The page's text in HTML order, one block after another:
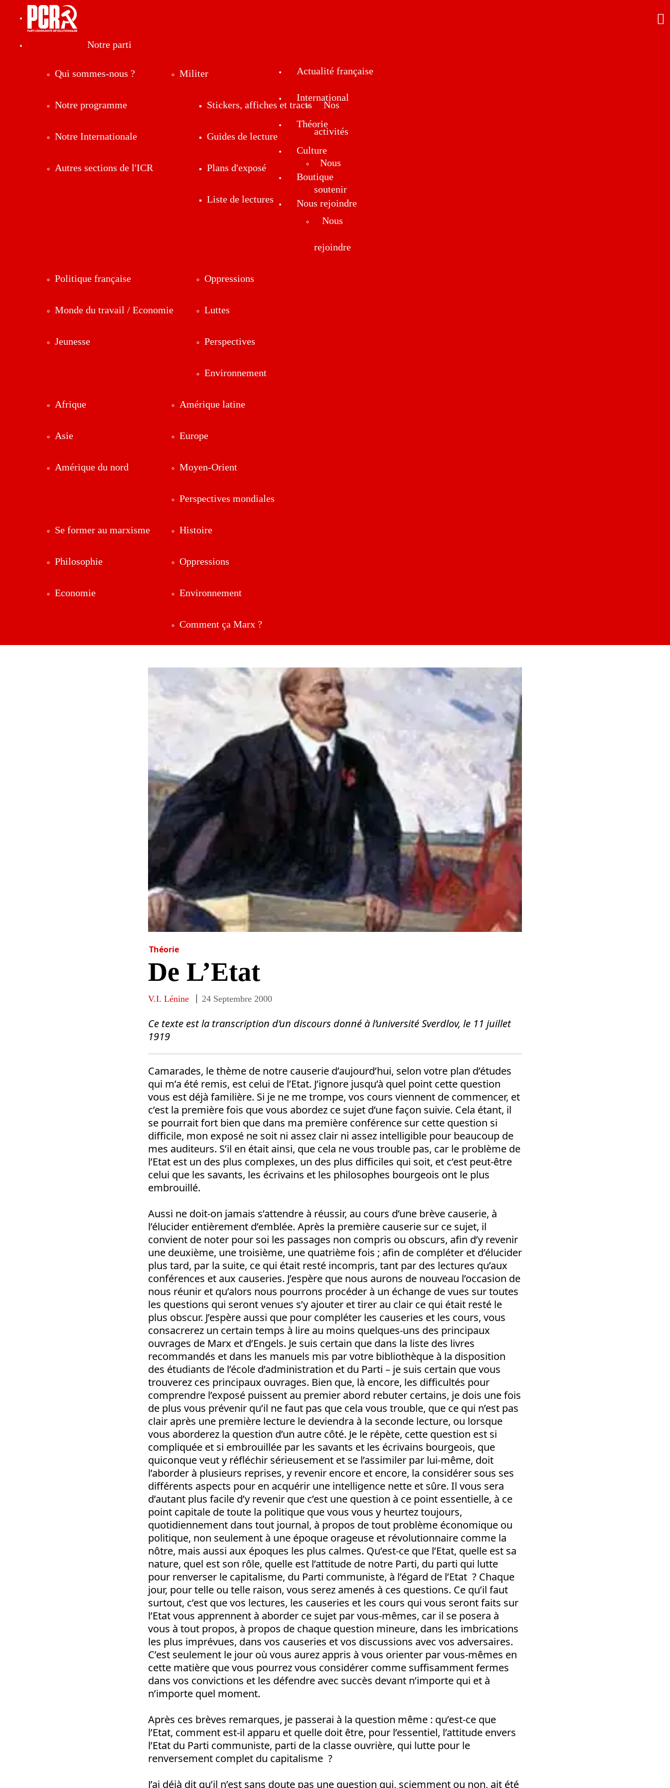
Notre parti
Qui sommes-nous ?
Notre programme
Notre Internationale
Autres sections de l'ICR
Militer
Stickers, affiches et tracts
Guides de lecture
Plans d'exposé
Liste de lectures
Nos
activités
Nous
soutenir
Nous
rejoindre
Actualité française
Politique française
Monde du travail / Economie
Jeunesse
Oppressions
Luttes
Perspectives
Environnement
International
Afrique
Asie
Amérique du nord
Amérique latine
Europe
Moyen-Orient
Perspectives mondiales
Théorie
Se former au marxisme
Philosophie
Economie
Histoire
Oppressions
Environnement
Comment ça Marx ?
Culture
Boutique
Nous rejoindre
Théorie
De L’Etat
V.I. Lénine 24 Septembre 2000
Ce texte est la transcription d’un discours donné à l’université Sverdlov, le 11 juillet
1919
Camarades, le thème de notre causerie d’aujourd’hui, selon votre plan d’études
qui m’a été remis, est celui de l’Etat. J’ignore jusqu’à quel point cette question
vous est déjà familière. Si je ne me trompe, vos cours viennent de commencer, et
c’est la première fois que vous abordez ce sujet d’une façon suivie. Cela étant, il
se pourrait fort bien que dans ma première conférence sur cette question si
difficile, mon exposé ne soit ni assez clair ni assez intelligible pour beaucoup de
mes auditeurs. S’il en était ainsi, que cela ne vous trouble pas, car le problème de
l’Etat est un des plus complexes, un des plus difficiles qui soit, et c’est peut-être
celui que les savants, les écrivains et les philosophes bourgeois ont le plus
embrouillé.
Aussi ne doit-on jamais s’attendre à réussir, au cours d’une brève causerie, à
l’élucider entièrement d’emblée. Après la première causerie sur ce sujet, il
convient de noter pour soi les passages non compris ou obscurs, afin d’y revenir
une deuxième, une troisième, une quatrième fois ; afin de compléter et d’élucider
plus tard, par la suite, ce qui était resté incompris, tant par des lectures qu’aux
conférences et aux causeries. J’espère que nous aurons de nouveau l’occasion de
nous réunir et qu’alors nous pourrons procéder à un échange de vues sur toutes
les questions qui seront venues s’y ajouter et tirer au clair ce qui était resté le
plus obscur. J’espère aussi que pour compléter les causeries et les cours, vous
consacrerez un certain temps à lire au moins quelques-uns des principaux
ouvrages de Marx et d’Engels. Je suis certain que dans la liste des livres
recommandés et dans les manuels mis par votre bibliothèque à la disposition
des étudiants de l’école d’administration et du Parti – je suis certain que vous
trouverez ces principaux ouvrages. Bien que, là encore, les difficultés pour
comprendre l’exposé puissent au premier abord rebuter certains, je dois une fois
de plus vous prévenir qu’il ne faut pas que cela vous trouble, que ce qui n’est pas
clair après une première lecture le deviendra à la seconde lecture, ou lorsque
vous aborderez la question d’un autre côté. Je le répète, cette question est si
compliquée et si embrouillée par les savants et les écrivains bourgeois, que
quiconque veut y réfléchir sérieusement et se l’assimiler par lui-même, doit
l’aborder à plusieurs reprises, y revenir encore et encore, la considérer sous ses
différents aspects pour en acquérir une intelligence nette et sûre. Il vous sera
d’autant plus facile d’y revenir que c’est une question à ce point essentielle, à ce
point capitale de toute la politique que vous vous y heurtez toujours,
quotidiennement dans tout journal, à propos de tout problème économique ou
politique, non seulement à une époque orageuse et révolutionnaire comme la
nôtre, mais aussi aux époques les plus calmes. Qu’est-ce que l’Etat, quelle est sa
nature, quel est son rôle, quelle est l’attitude de notre Parti, du parti qui lutte
pour renverser le capitalisme, du Parti communiste, à l’égard de l’Etat ? Chaque
jour, pour telle ou telle raison, vous serez amenés à ces questions. Ce qu’il faut
surtout, c’est que vos lectures, les causeries et les cours qui vous seront faits sur
l’Etat vous apprennent à aborder ce sujet par vous-mêmes, car il se posera à
vous à tout propos, à propos de chaque question mineure, dans les imbrications
les plus imprévues, dans vos causeries et vos discussions avec vos adversaires.
C’est seulement le jour où vous aurez appris à vous orienter par vous-mêmes en
cette matière que vous pourrez vous considérer comme suffisamment fermes
dans vos convictions et les défendre avec succès devant n’importe qui et à
n’importe quel moment.
Après ces brèves remarques, je passerai à la question même : qu’est-ce que
l’Etat, comment est-il apparu et quelle doit être, pour l’essentiel, l’attitude envers
l’Etat du Parti communiste, parti de la classe ouvrière, qui lutte pour le
renversement complet du capitalisme ?
J’ai déjà dit qu’il n’est sans doute pas une question qui, sciemment ou non, ait été